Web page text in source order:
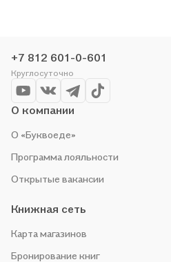
выгоду!
+7 812 601-0-601
Круглосуточно
О компании
О «Буквоеде»
Программа лояльности
Открытые вакансии
Книжная сеть
Карта магазинов
Бронирование книг